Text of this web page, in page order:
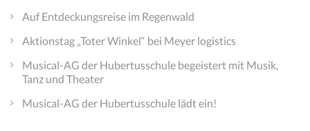
Auf Entdeckungsreise im Regenwald
Aktionstag „Toter Winkel“ bei Meyer logistics
Musical-AG der Hubertusschule begeistert mit Musik,
Tanz und Theater
Musical-AG der Hubertusschule lädt ein!